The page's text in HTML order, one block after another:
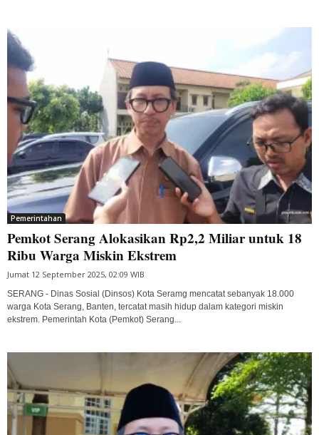
Pemerintahan
Pemkot Serang Alokasikan Rp2,2 Miliar untuk 18
Ribu Warga Miskin Ekstrem
Jumat 12 September 2025, 02:09 WIB
SERANG - Dinas Sosial (Dinsos) Kota Seramg mencatat sebanyak 18.000
warga Kota Serang, Banten, tercatat masih hidup dalam kategori miskin
ekstrem. Pemerintah Kota (Pemkot) Serang...